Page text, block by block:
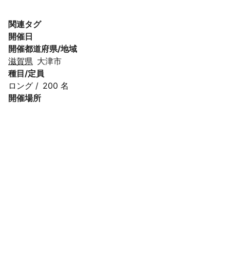
関連タグ
開催日
開催都道府県/地域
滋賀県 大津市
種目/定員
ロング / 200 名
開催場所